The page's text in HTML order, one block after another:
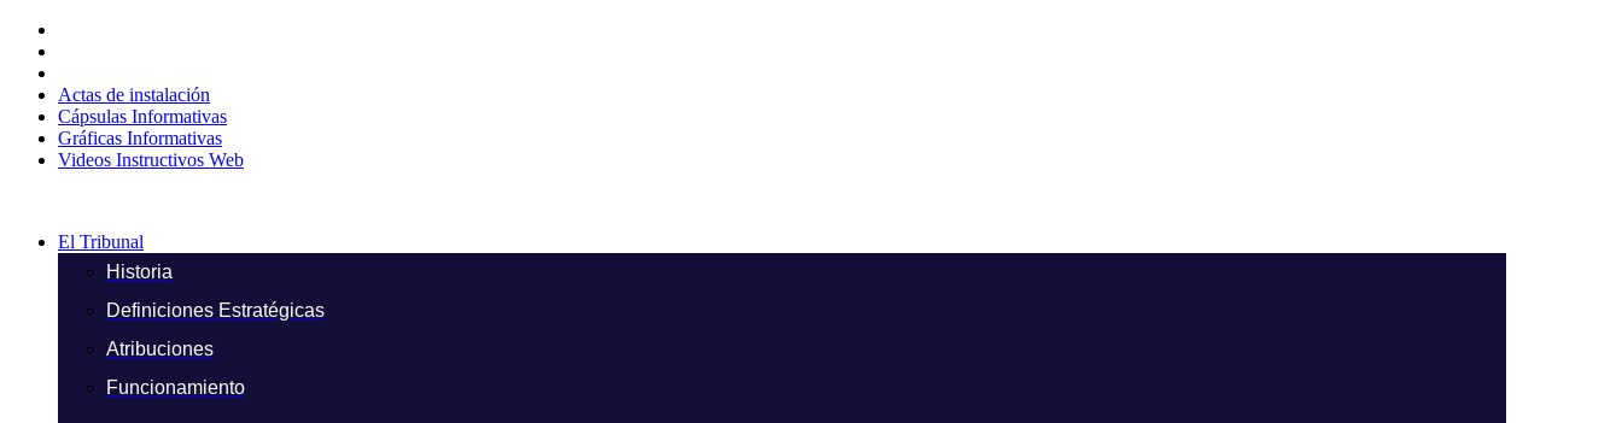
contenido
Actas de instalación
Cápsulas Informativas
Gráficas Informativas
Videos Instructivos Web
El Tribunal
Historia
Definiciones Estratégicas
Atribuciones
Funcionamiento